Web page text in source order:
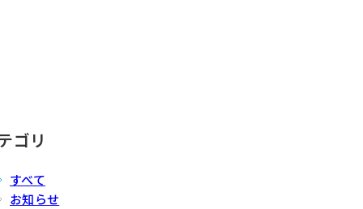
ゴリ
すべて
お知らせ